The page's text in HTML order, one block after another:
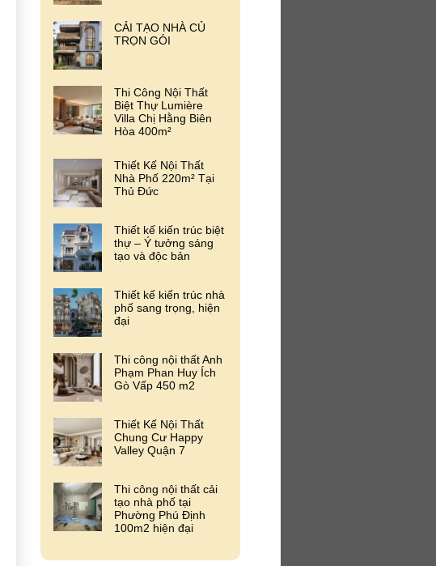
CẢI TẠO NHÀ CỦ
TRỌN GÓI
Thi Công Nội Thất
Biệt Thự Lumière
Villa Chị Hằng Biên
Hòa 400m²
Thiết Kế Nội Thất
Nhà Phố 220m² Tại
Thủ Đức
Thiết kế kiến trúc biệt
thự – Ý tưởng sáng
tạo và độc bản
Thiết kế kiến trúc nhà
phố sang trọng, hiện
đại
Thi công nội thất Anh
Phạm Phan Huy Ích
Gò Vấp 450 m2
Thiết Kế Nội Thất
Chung Cư Happy
Valley Quận 7
Thi công nội thất cải
tạo nhà phố tại
Phường Phú Định
100m2 hiện đại